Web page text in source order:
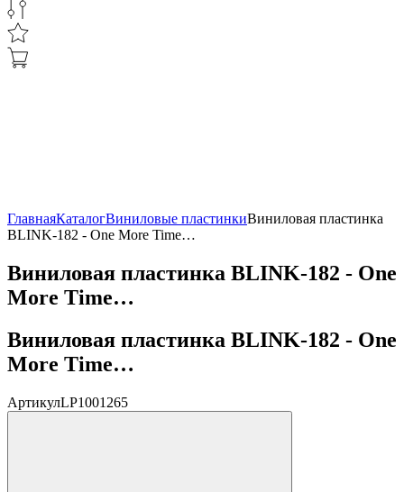
ГлавнаяКаталогВиниловые пластинкиВиниловая пластинка
BLINK-182 - One More Time…
Виниловая пластинка BLINK-182 - One
More Time…
Виниловая пластинка BLINK-182 - One
More Time…
АртикулLP1001265